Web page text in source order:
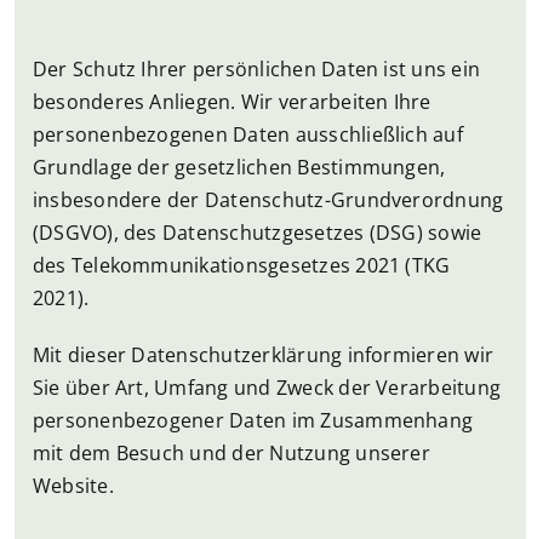
Der Schutz Ihrer persönlichen Daten ist uns ein
besonderes Anliegen. Wir verarbeiten Ihre
personenbezogenen Daten ausschließlich auf
Grundlage der gesetzlichen Bestimmungen,
insbesondere der Datenschutz-Grundverordnung
(DSGVO), des Datenschutzgesetzes (DSG) sowie
des Telekommunikationsgesetzes 2021 (TKG
2021).
Mit dieser Datenschutzerklärung informieren wir
Sie über Art, Umfang und Zweck der Verarbeitung
personenbezogener Daten im Zusammenhang
mit dem Besuch und der Nutzung unserer
Website.